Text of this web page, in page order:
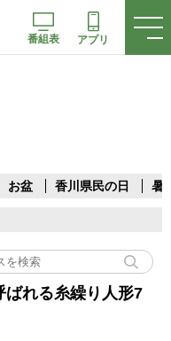
番組表 アプリ
お盆 香川県民の日 暑
れる糸繰り人形7